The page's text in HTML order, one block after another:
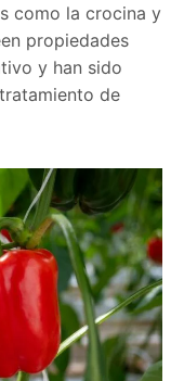
como la crocina y
propiedades
y han sido
de